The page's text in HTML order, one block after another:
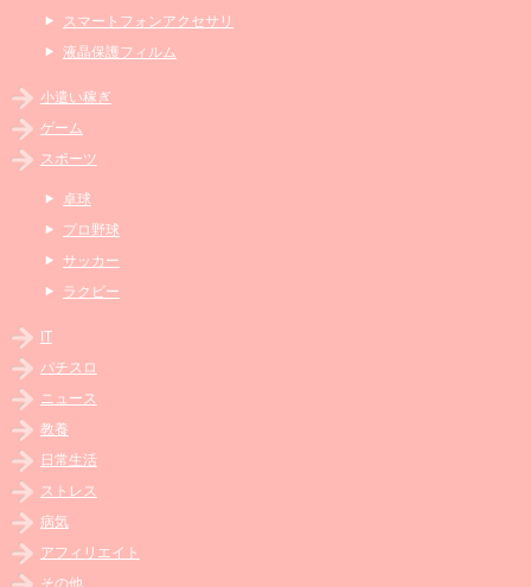
スマートフォンアクセサリ
液晶保護フィルム
小遣い稼ぎ
ゲーム
スポーツ
卓球
プロ野球
サッカー
ラクビー
IT
パチスロ
ニュース
教養
日常生活
ストレス
病気
アフィリエイト
その他